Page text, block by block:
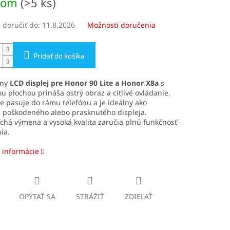
doručiť do: 11.8.2026 Možnosti doručenia
Pridať do košíka
LCD displej pre Honor 90 Lite a Honor X8as
plochou prináša ostrý obraz a citlivé ovládanie.
pasuje do rámu telefónu a je ideálny ako
poškodeného alebo prasknutého displeja.
výmena a vysoká kvalita zaručia plnú funkčnosť
informácie
OPÝTAŤ SA STRÁŽIŤ ZDIEĽAŤ